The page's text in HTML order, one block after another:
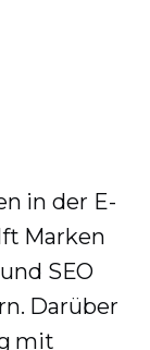
in der E-
Marken
SEO
Darüber
mit